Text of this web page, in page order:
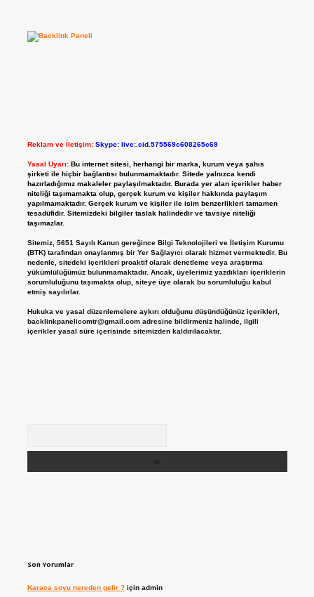
Reklam ve İletişim: Skype: live:.cid.575569c608265c69
Yasal Uyarı: Bu internet sitesi, herhangi bir marka, kurum veya şahıs
şirketi ile hiçbir bağlantısı bulunmamaktadır. Sitede yalnızca kendi
hazırladığımız makaleler paylaşılmaktadır. Burada yer alan içerikler haber
niteliği taşımamakta olup, gerçek kurum ve kişiler hakkında paylaşım
yapılmamaktadır. Gerçek kurum ve kişiler ile isim benzerlikleri tamamen
tesadüfidir. Sitemizdeki bilgiler taslak halindedir ve tavsiye niteliği
taşımazlar.
Sitemiz, 5651 Sayılı Kanun gereğince Bilgi Teknolojileri ve İletişim Kurumu
(BTK) tarafından onaylanmış bir Yer Sağlayıcı olarak hizmet vermektedir. Bu
nedenle, sitedeki içerikleri proaktif olarak denetleme veya araştırma
yükümlülüğümüz bulunmamaktadır. Ancak, üyelerimiz yazdıkları içeriklerin
sorumluluğunu taşımakta olup, siteye üye olarak bu sorumluluğu kabul
etmiş sayılırlar.
Hukuka ve yasal düzenlemelere aykırı olduğunu düşündüğünüz içerikleri,
backlinkpanelicomtr@gmail.comadresine bildirmeniz halinde, ilgili
içerikler yasal süre içerisinde sitemizden kaldırılacaktır.
Son Yorumlar
Karaca soyu nereden gelir ?için admin